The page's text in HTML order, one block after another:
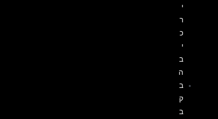
י
ר
כ
י
ב
ה
ב
ק
ב